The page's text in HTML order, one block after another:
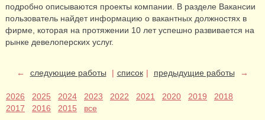
подробно описываются проекты компании. В разделе Вакансии
пользователь найдет информацию о вакантных должностях в
фирме, которая на протяжении 10 лет успешно развивается на
рынке девелоперских услуг.
← следующие работы | список | предыдущие работы →
2026 2025 2024 2023 2022 2021 2020 2019
2018
2017
2016 2015 все